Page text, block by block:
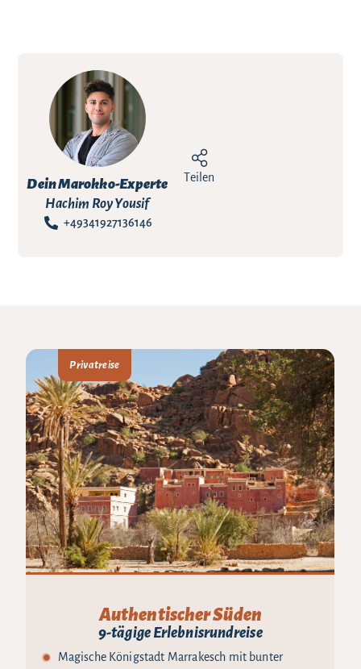
Dein Marokko-Experte
Hachim Roy Yousif
+49341927136146
Teilen
Privatreise
Authentischer Süden
9-tägige Erlebnisrundreise
Magische Königstadt Marrakesch mit bunter